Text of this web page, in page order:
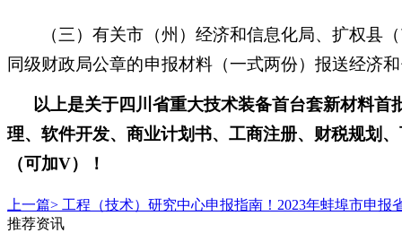
（三）有关市（州）经济和信息化局、扩权县（
同级财政局公章的申报材料（一式两份）报送经济
以上是关于四川省重大技术装备首台套新材料
理、软件开发、商业计划书、工商注册、财税规划
（可加V）！
上一篇> 工程（技术）研究中心申报指南！2023年蚌埠市申
推荐资讯